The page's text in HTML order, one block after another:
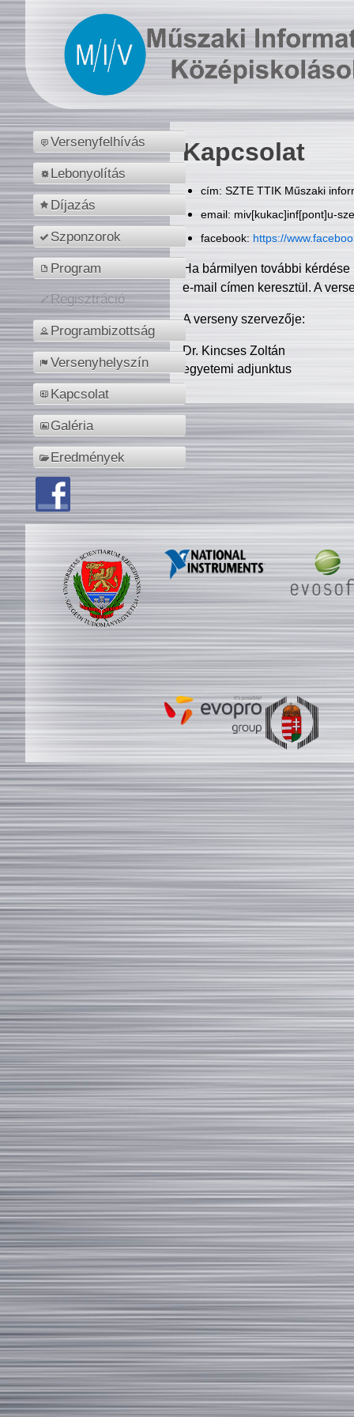
Versenyfelhívás
Lebonyolítás
Díjazás
Szponzorok
Program
Regisztráció
Programbizottság
Versenyhelyszín
Kapcsolat
Galéria
Eredmények
Kapcsolat
cím: SZTE TTIK Műszaki
email: miv[kukac]inf[pont]u-
facebook: https://
Ha bármilyen további
e-mail címen keresztül. A
A verseny szervezője:
Dr. Kincses Zoltán
egyetemi adjunktus